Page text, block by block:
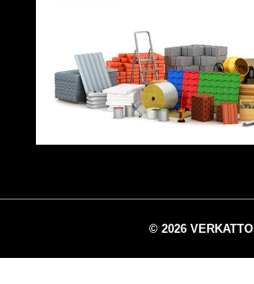
© 2026 VERKATTO